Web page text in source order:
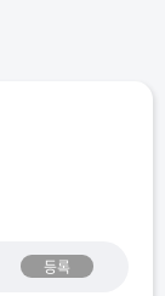
등록